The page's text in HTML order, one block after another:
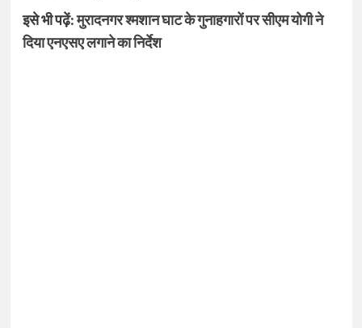
इसे भी पढ़ें:मुरादनगर श्मशान घाट के गुनाहगारों पर सीएम योगी ने
दिया एनएसए लगाने का निर्देश